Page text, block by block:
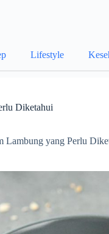
Lifestyle
Diketahui
Lambung yang Perlu